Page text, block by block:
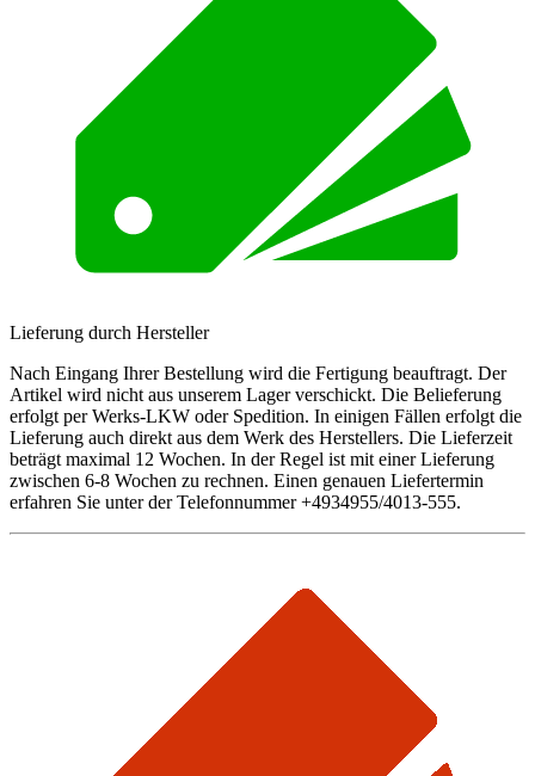
Lieferung durch Hersteller
Nach Eingang Ihrer Bestellung wird die Fertigung beauftragt. Der
Artikel wird nicht aus unserem Lager verschickt. Die Belieferung
erfolgt per Werks-LKW oder Spedition. In einigen Fällen erfolgt die
Lieferung auch direkt aus dem Werk des Herstellers. Die Lieferzeit
beträgt maximal 12 Wochen. In der Regel ist mit einer Lieferung
zwischen 6-8 Wochen zu rechnen. Einen genauen Liefertermin
erfahren Sie unter der Telefonnummer +4934955/4013-555.